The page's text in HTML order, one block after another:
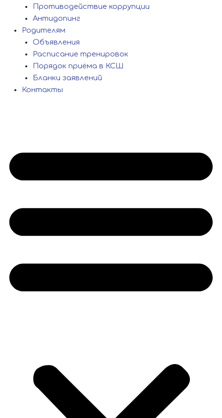
Противодействие коррупции
Антидопинг
Родителям
Объявления
Расписание тренировок
Порядок приёма в КСШ
Бланки заявлений
Контакты